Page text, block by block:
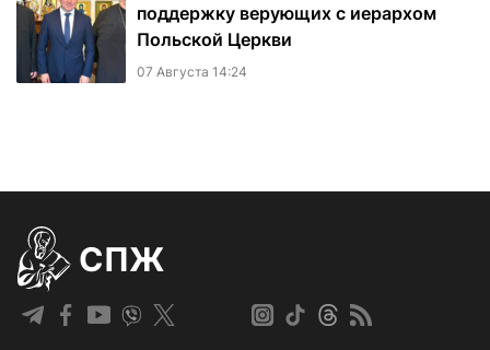
поддержку верующих с иерархом
Польской Церкви
07 Августа 14:24
СПЖ